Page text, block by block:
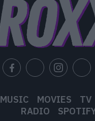
MUSIC MOVIES TV
RADIO